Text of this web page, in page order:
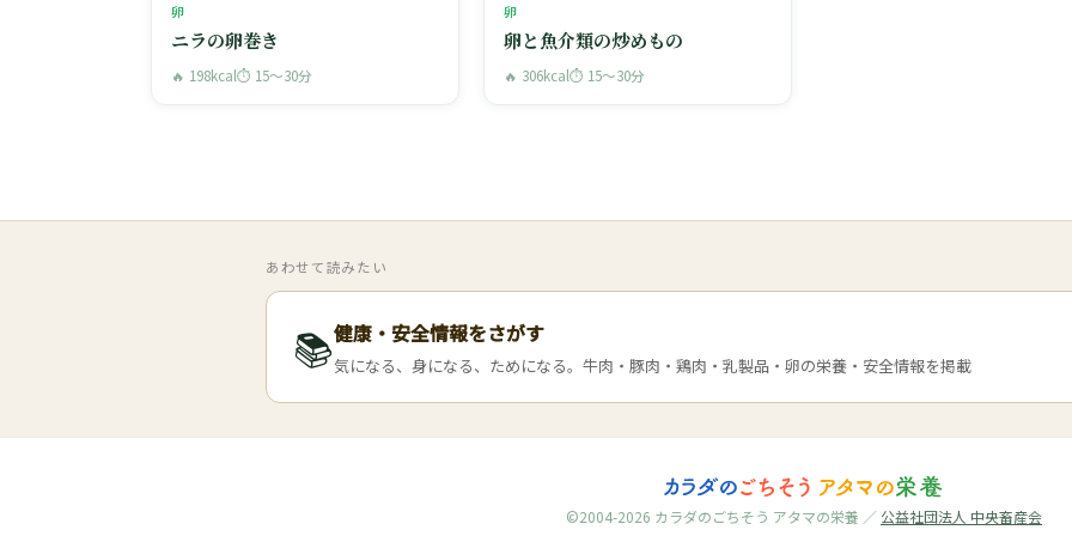
卵
ニラの卵巻き
🔥 198kcal⏱ 15〜30分
卵
卵と魚介類の炒めもの
🔥 306kcal⏱ 15〜30分
あわせて読みたい
📚健康・安全情報をさがす
気になる、身になる、ためになる。牛肉・豚肉・鶏肉・乳製品・卵の栄養・安全情報を掲載
©2004-2026 カラダのごちそう アタマの栄養 ／公益社団法人 中央畜産会